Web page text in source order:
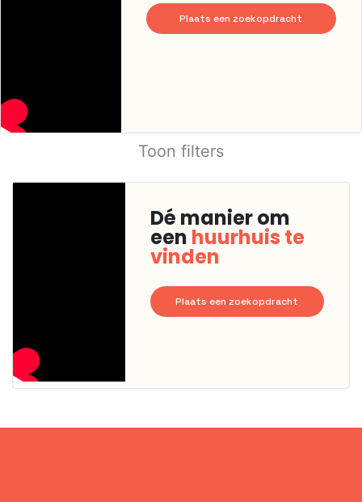
Plaats een zoekopdracht
Toon filters
Dé manier om
een huurhuis te
vinden
Plaats een zoekopdracht